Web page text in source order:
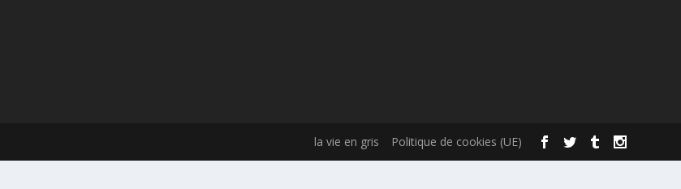
la vie en gris Politique de cookies (UE)